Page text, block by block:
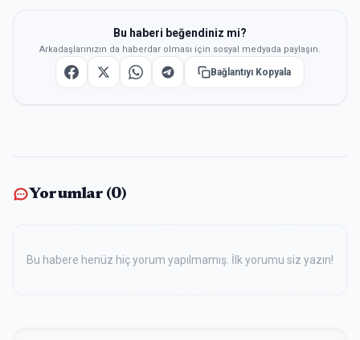
Bu haberi beğendiniz mi?
Arkadaşlarınızın da haberdar olması için sosyal medyada paylaşın.
Bağlantıyı Kopyala
Yorumlar (0)
Bu habere henüz hiç yorum yapılmamış. İlk yorumu siz yazın!